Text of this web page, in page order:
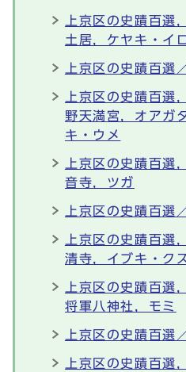
上京区の史蹟百選
土居，ケヤキ・イ
上京区の史蹟百選
上京区の史蹟百選
野天満宮，オアガ
キ・ウメ
上京区の史蹟百選
音寺，ツガ
上京区の史蹟百選
上京区の史蹟百選
清寺，イブキ・ク
上京区の史蹟百選
将軍八神社，モミ
上京区の史蹟百選
上京区の史蹟百選